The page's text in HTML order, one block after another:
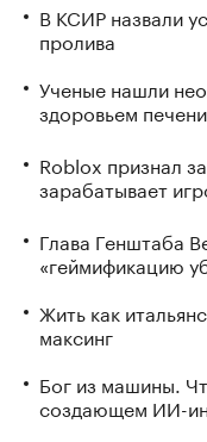
В КСИР назвали
пролива
Ученые нашли
здоровьем печени
Roblox признал
зарабатывает
Глава Генштаба
«геймификацию
Жить как
максинг
Бог из машины.
создающем ИИ-